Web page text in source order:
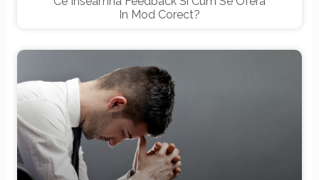
In Mod Corect?